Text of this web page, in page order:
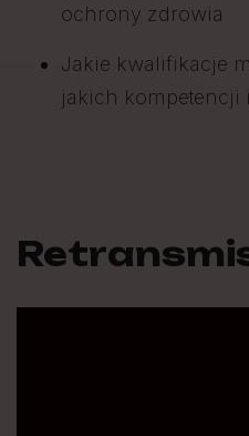
ochrony zdrowia
Jakie kwalifikacje
jakich kompetencji